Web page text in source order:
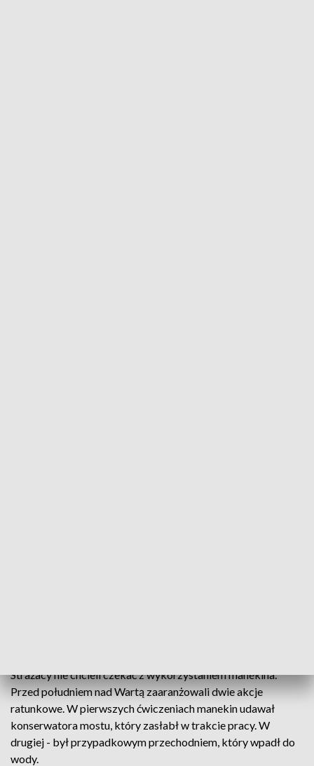
Strażacy nie chcieli czekać z wykorzystaniem manekina.
Przed południem nad Wartą zaaranżowali dwie akcje
ratunkowe. W pierwszych ćwiczeniach manekin udawał
konserwatora mostu, który zasłabł w trakcie pracy. W
drugiej - był przypadkowym przechodniem, który wpadł do
wody.